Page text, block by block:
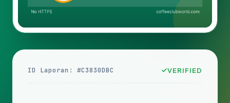
ID Laporan: #C3830DBC VERIFIED